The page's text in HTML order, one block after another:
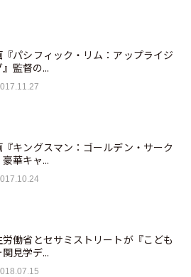
『パシフィック・リム：アップライジ
』監督の...
『キングスマン：ゴールデン・サーク
豪華キャ...
労働省とセサミストリートが『こども
見学デ...